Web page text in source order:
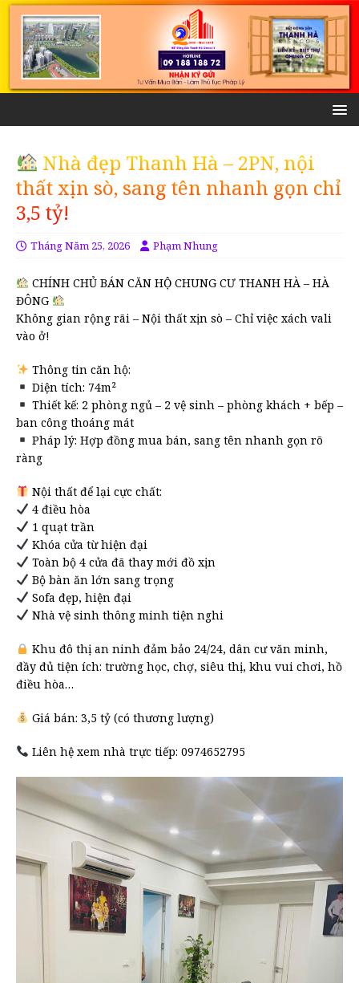
Nhà đẹp Thanh Hà – 2PN, nội
thất xịn sò, sang tên nhanh gọn chỉ
3,5 tỷ!
Tháng Năm 25, 2026 Phạm Nhung
CHÍNH CHỦ BÁN CĂN HỘ CHUNG CƯ THANH HÀ – HÀ
ĐÔNG
Không gian rộng rãi – Nội thất xịn sò – Chỉ việc xách vali
vào ở!
Thông tin căn hộ:
Diện tích: 74m²
Thiết kế: 2 phòng ngủ – 2 vệ sinh – phòng khách + bếp –
ban công thoáng mát
Pháp lý: Hợp đồng mua bán, sang tên nhanh gọn rõ
ràng
Nội thất để lại cực chất:
4 điều hòa
1 quạt trần
Khóa cửa từ hiện đại
Toàn bộ 4 cửa đã thay mới đồ xịn
Bộ bàn ăn lớn sang trọng
Sofa đẹp, hiện đại
Nhà vệ sinh thông minh tiện nghi
Khu đô thị an ninh đảm bảo 24/24, dân cư văn minh,
đầy đủ tiện ích: trường học, chợ, siêu thị, khu vui chơi, hồ
điều hòa…
Giá bán: 3,5 tỷ (có thương lượng)
Liên hệ xem nhà trực tiếp: 0974652795